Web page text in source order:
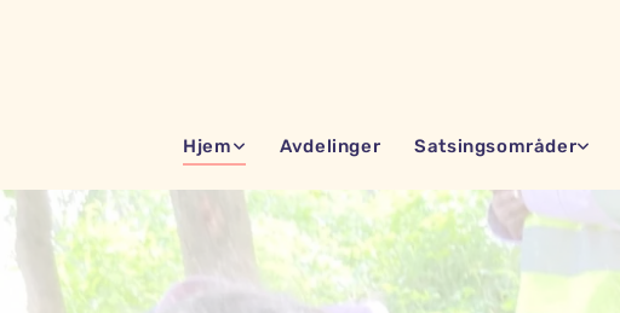
Hjem Avdelinger Satsingsområder